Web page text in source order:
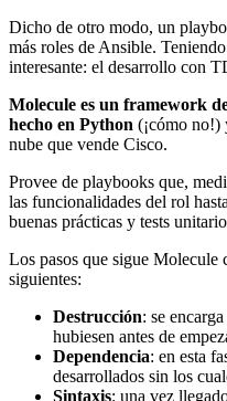
Dicho de otro modo, un
más roles de Ansible.
interesante: el desarrollo con
Molecule es un framework
hecho en Python (¡cómo no!)
nube que vende Cisco.
Provee de playbooks que,
las funcionalidades del rol
buenas prácticas y tests
Los pasos que sigue Molecule
siguientes:
Destrucción: se
hubiesen antes de
Dependencia: en esta
desarrollados sin los
Sintaxis: una vez